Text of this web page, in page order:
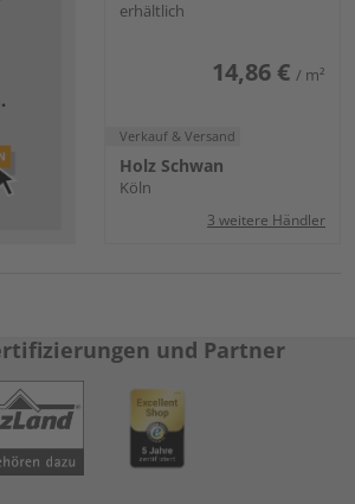
erhältlich
14,86 € / m²
Verkauf & Versand
Holz Schwan
Köln
3 weitere Händler
und Partner